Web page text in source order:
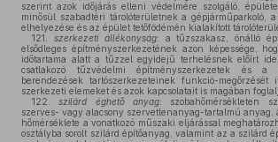
szerint azok időjárás elleni védelmére szolgáló,
minősül szabadtéri tárolóterületnek a gépjárműparkoló,
elhelyezése és az épület tetőfödémén kialakított
121.
szerkezeti állékonyság: a tűzszakasz, önálló
elsődleges építményszerkezetének azon képessége,
időtartama alatt a tűzzel egyidejű terhelésnek előírt
csatlakozó tűzvédelmi építményszerkezetek és a
berendezések tartószerkezeteinek funkció-
szerkezeti elemeket és azok kapcsolatait is magában
122.
szilárd éghető anyag: szobahőmérsékleten
szerves- vagy alacsony szervetlenanyag-tartalmú anyag,
hőmérséklete a vonatkozó műszaki eljárással
osztályba sorolt szilárd építőanyag, valamint az a szilárd